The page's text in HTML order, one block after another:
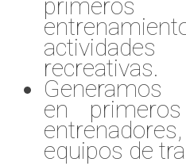
primeros
recreativas.
Generamos
en
equipos de